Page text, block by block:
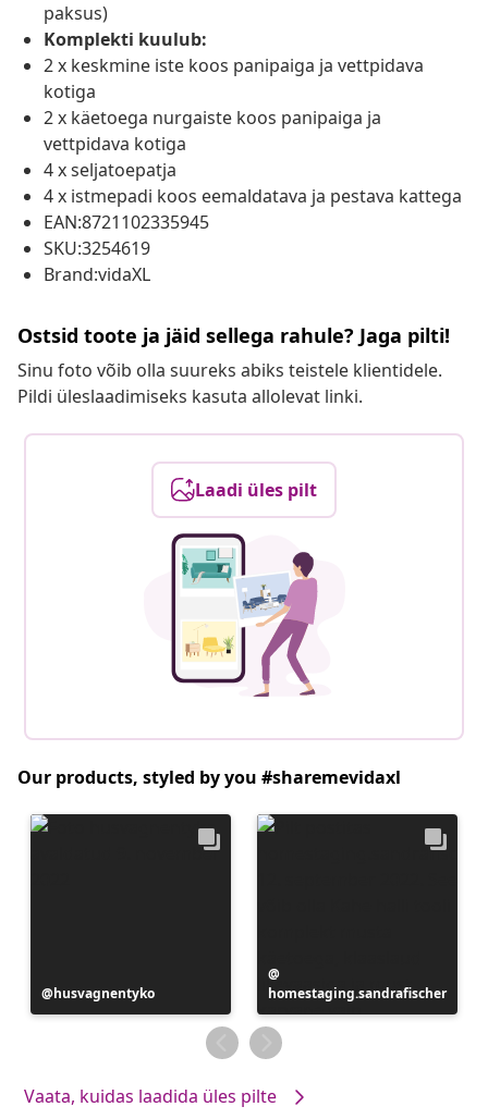
paksus)
Komplekti kuulub:
2 x keskmine iste koos panipaiga ja vettpidava
kotiga
2 x käetoega nurgaiste koos panipaiga ja
vettpidava kotiga
4 x seljatoepatja
4 x istmepadi koos eemaldatava ja pestava kattega
EAN:8721102335945
SKU:3254619
Brand:vidaXL
Ostsid toote ja jäid sellega rahule? Jaga pilti!
Sinu foto võib olla suureks abiks teistele klientidele.
Pildi üleslaadimiseks kasuta allolevat linki.
Laadi üles pilt
Our products, styled by you #sharemevidaxl
Postitus
avaldatud
husvagnentyko
avaldatud
homestaging.sandrafischer
Vaata, kuidas laadida üles pilte